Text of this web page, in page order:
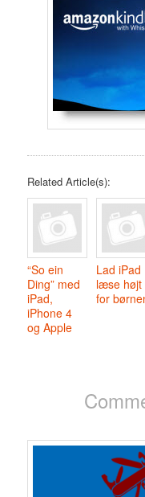
Related Article(s):
“So ein
Ding” med
iPad,
iPhone 4
og Apple
Lad iPad
læse højt
for